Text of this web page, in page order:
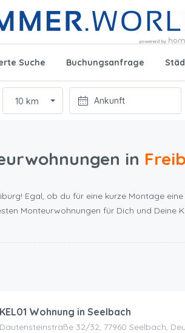
Suche Buchungsanfrage
10 km
in
Egal, ob du für eine kurze Montage
Monteurwohnungen für Dich und Deine
KEL01 Wohnung in Seelbach
Dautensteinstraße 32/32, 77960 Seelbach,